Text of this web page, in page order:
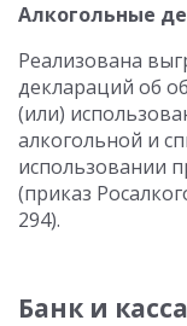
Алкогольные
Реализована
деклараций об
(или)
алкогольной и
использовании
(приказ
294).
Банк и касса